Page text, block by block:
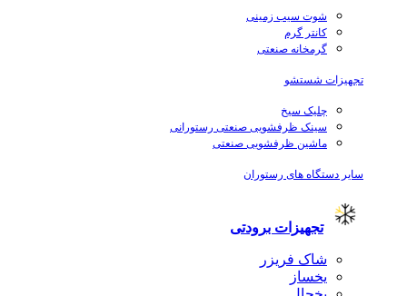
شوت سیب زمینی
کانتر گرم
گرمخانه صنعتی
تجهیزات شستشو
چلیک سیخ
سینک ظرفشویی صنعتی رستورانی
ماشین ظرفشویی صنعتی
سایر دستگاه های رستوران
تجهیزات برودتی
شاک فریزر
یخساز